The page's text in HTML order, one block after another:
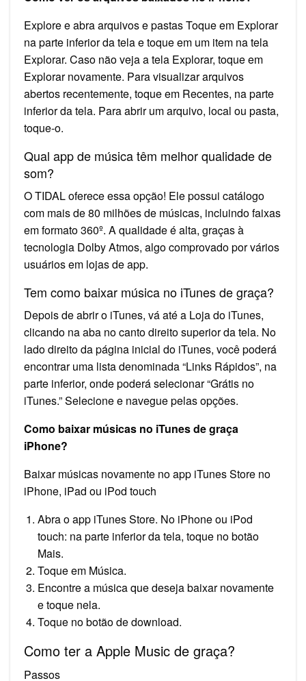
Explore e abra arquivos e pastas Toque em Explorar
na parte inferior da tela e toque em um item na tela
Explorar. Caso não veja a tela Explorar, toque em
Explorar novamente. Para visualizar arquivos
abertos recentemente, toque em Recentes, na parte
inferior da tela. Para abrir um arquivo, local ou pasta,
toque-o.
Qual app de música têm melhor qualidade de
som?
O TIDAL oferece essa opção! Ele possui catálogo
com mais de 80 milhões de músicas, incluindo faixas
em formato 360º. A qualidade é alta, graças à
tecnologia Dolby Atmos, algo comprovado por vários
usuários em lojas de app.
Tem como baixar música no iTunes de graça?
Depois de abrir o iTunes, vá até a Loja do iTunes,
clicando na aba no canto direito superior da tela. No
lado direito da página inicial do iTunes, você poderá
encontrar uma lista denominada “Links Rápidos”, na
parte inferior, onde poderá selecionar “Grátis no
iTunes.” Selecione e navegue pelas opções.
Como baixar músicas no iTunes de graça
iPhone?
Baixar músicas novamente no app iTunes Store no
iPhone, iPad ou iPod touch
Abra o app iTunes Store. No iPhone ou iPod
touch: na parte inferior da tela, toque no botão
Mais.
Toque em Música.
Encontre a música que deseja baixar novamente
e toque nela.
Toque no botão de download.
Como ter a Apple Music de graça?
Passos